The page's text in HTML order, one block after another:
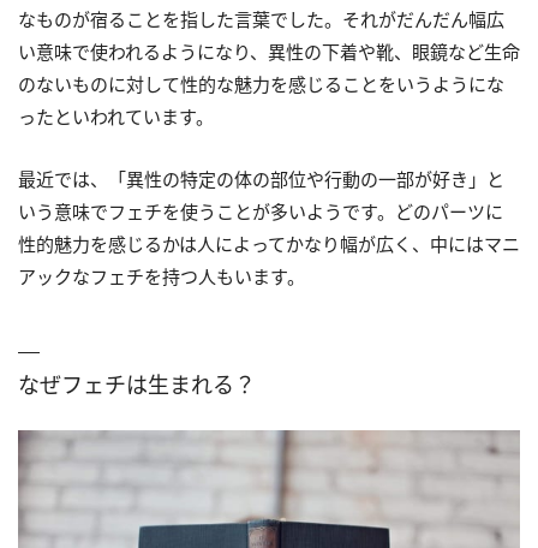
なものが宿ることを指した言葉でした。それがだんだん幅広
い意味で使われるようになり、異性の下着や靴、眼鏡など生命
のないものに対して性的な魅力を感じることをいうようにな
ったといわれています。
最近では、「異性の特定の体の部位や行動の一部が好き」と
いう意味でフェチを使うことが多いようです。どのパーツに
性的魅力を感じるかは人によってかなり幅が広く、中にはマニ
アックなフェチを持つ人もいます。
なぜフェチは生まれる？